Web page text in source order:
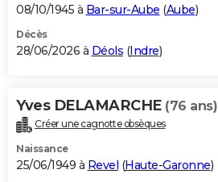
S'inscrire
Se connecter
Lycées
Collèges
Primaires
Universités
Entreprises
Service militaire
Avis de recherche
AVIS DE DÉCÈS
Bricolage
Lifestyle
Culture
Sport
Auto
Television
Voyage
Cinema
08/10/1945 à Bar-sur-Aube (Aube)
Décès
28/06/2026 à Déols (Indre)
Yves DELAMARCHE (76 ans)
Créer une cagnotte obsèques
Naissance
25/06/1949 à Revel (Haute-Garonne)